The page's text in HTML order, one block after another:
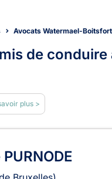
Avocats Watermael-Boitsfort
de
plus >
et